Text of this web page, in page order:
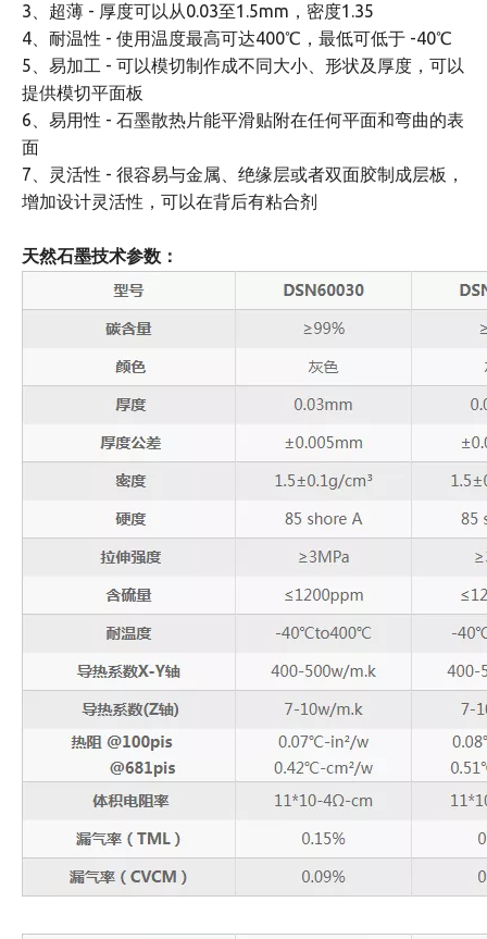
3、超薄 - 厚度可以从0.03至1.5mm，密度1.35
4、耐温性 - 使用温度最高可达400℃，最低可低于 -40℃
5、易加工 - 可以模切制作成不同大小、形状及厚度，可以
提供模切平面板
6、易用性 - 石墨散热片能平滑贴附在任何平面和弯曲的表
面
7、灵活性 - 很容易与金属、绝缘层或者双面胶制成层板，
增加设计灵活性，可以在背后有粘合剂
天然石墨技术参数：